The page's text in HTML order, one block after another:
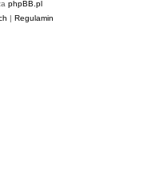
phpBB.pl
| Regulamin